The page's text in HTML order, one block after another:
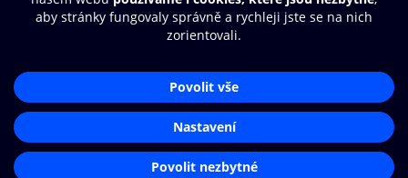
© O2 Czech Republic a.s.
Přístupnost
Zásady zpracování osobních údajů
Nastavení cookies
Aplikace O2 Knihovna
Čti a poslouchej své e-knihy a
audioknihy rychleji a pohodlněji.